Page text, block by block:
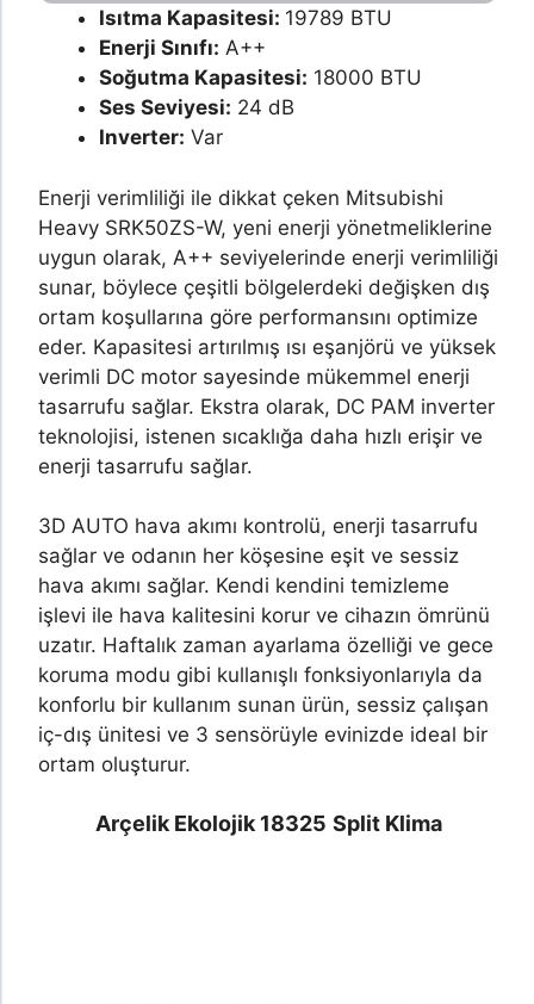
Isıtma Kapasitesi: 19789 BTU
Enerji Sınıfı: A++
Soğutma Kapasitesi: 18000 BTU
Ses Seviyesi: 24 dB
Inverter: Var
Enerji verimliliği ile dikkat çeken Mitsubishi
Heavy SRK50ZS-W, yeni enerji yönetmeliklerine
uygun olarak, A++ seviyelerinde enerji verimliliği
sunar, böylece çeşitli bölgelerdeki değişken dış
ortam koşullarına göre performansını optimize
eder. Kapasitesi artırılmış ısı eşanjörü ve yüksek
verimli DC motor sayesinde mükemmel enerji
tasarrufu sağlar. Ekstra olarak, DC PAM inverter
teknolojisi, istenen sıcaklığa daha hızlı erişir ve
enerji tasarrufu sağlar.
3D AUTO hava akımı kontrolü, enerji tasarrufu
sağlar ve odanın her köşesine eşit ve sessiz
hava akımı sağlar. Kendi kendini temizleme
işlevi ile hava kalitesini korur ve cihazın ömrünü
uzatır. Haftalık zaman ayarlama özelliği ve gece
koruma modu gibi kullanışlı fonksiyonlarıyla da
konforlu bir kullanım sunan ürün, sessiz çalışan
iç-dış ünitesi ve 3 sensörüyle evinizde ideal bir
ortam oluşturur.
Arçelik Ekolojik 18325 Split Klima